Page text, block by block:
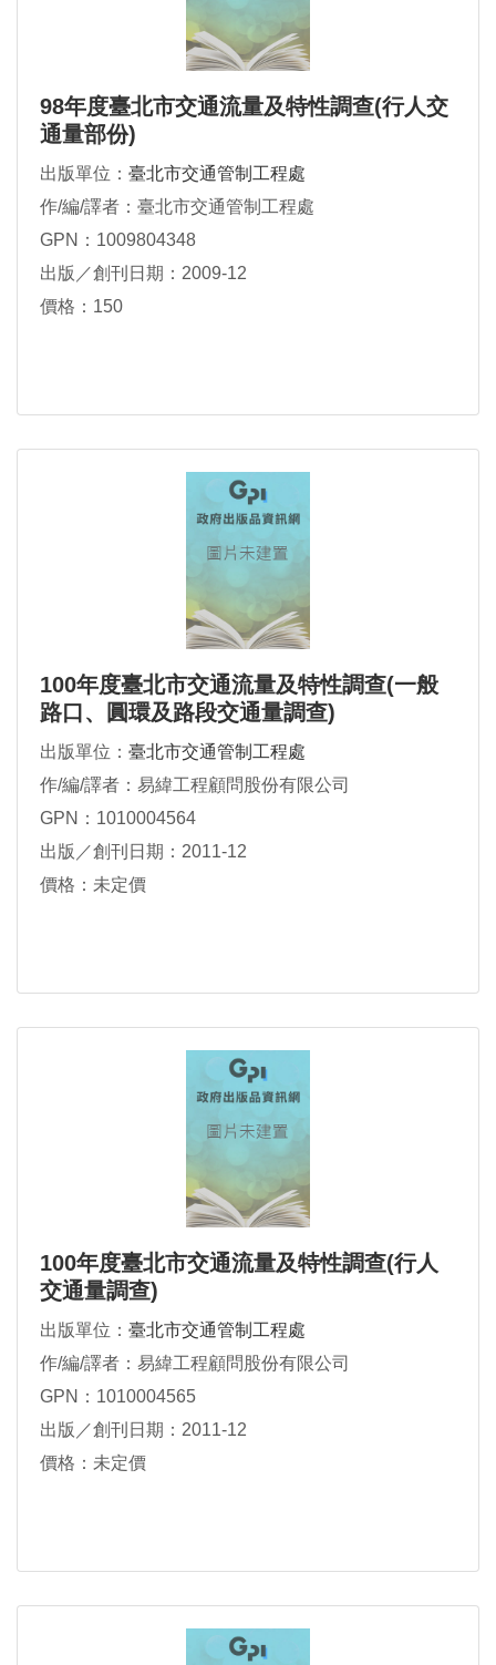
98年度臺北市交通流量及特性調查(行人交
通量部份)
出版單位： 臺北市交通管制工程處
作/編/譯者：臺北市交通管制工程處
GPN：1009804348
出版／創刊日期：2009-12
價格：150
100年度臺北市交通流量及特性調查(一般
路口、圓環及路段交通量調查)
出版單位： 臺北市交通管制工程處
作/編/譯者：易緯工程顧問股份有限公司
GPN：1010004564
出版／創刊日期：2011-12
價格：未定價
100年度臺北市交通流量及特性調查(行人
交通量調查)
出版單位： 臺北市交通管制工程處
作/編/譯者：易緯工程顧問股份有限公司
GPN：1010004565
出版／創刊日期：2011-12
價格：未定價